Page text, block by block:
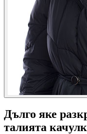
Дълго яке
талията